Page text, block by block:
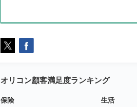
オリコン顧客満足度ランキング
保険
生活